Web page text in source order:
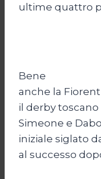
ultime quattro
Bene
anche la
il derby toscano
Simeone e
iniziale siglato
al successo